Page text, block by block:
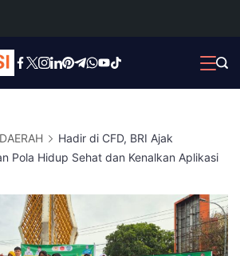
DAERAH
Hadir di CFD, BRI Ajak
Pola Hidup Sehat dan Kenalkan Aplikasi